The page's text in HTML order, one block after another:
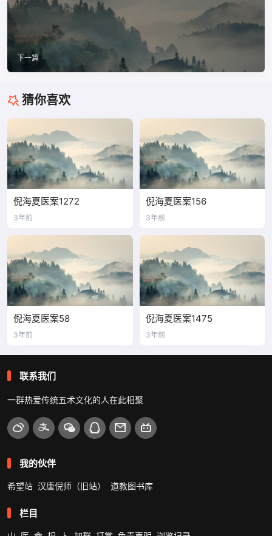
下一篇
猜你喜欢
倪海夏医案1272
3年前
倪海夏医案156
3年前
倪海夏医案58
3年前
倪海夏医案1475
3年前
联系我们
一群热爱传统五术文化的人在此相聚
我的伙伴
希望站 汉唐倪师（旧站） 道教图书库
栏目